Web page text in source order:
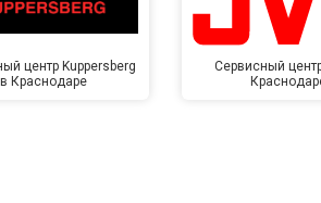
центр Kuppersberg
в Краснодаре
Сервисный